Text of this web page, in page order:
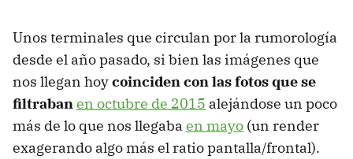
Unos terminales que circulan por la rumorología
desde el año pasado, si bien las imágenes que
nos llegan hoycoinciden con las fotos que se
filtrabanen octubre de 2015 alejándose un poco
más de lo que nos llegaba en mayo (un render
exagerando algo más el ratio pantalla/frontal).